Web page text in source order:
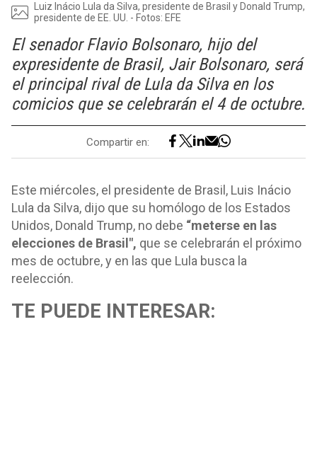
Luiz Inácio Lula da Silva, presidente de Brasil y Donald Trump,
presidente de EE. UU. - Fotos: EFE
El senador Flavio Bolsonaro, hijo del
expresidente de Brasil, Jair Bolsonaro, será
el principal rival de Lula da Silva en los
comicios que se celebrarán el 4 de octubre.
Compartir en:
Este miércoles, el presidente de Brasil, Luis Inácio
Lula da Silva, dijo que su homólogo de los Estados
Unidos, Donald Trump, no debe “meterse en las
elecciones de Brasil", que se celebrarán el próximo
mes de octubre, y en las que Lula busca la
reelección.
TE PUEDE INTERESAR: